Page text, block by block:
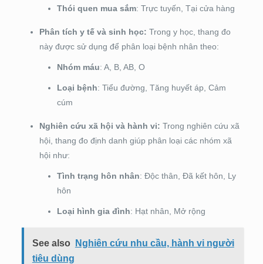
Thói quen mua sắm: Trực tuyến, Tại cửa hàng
Phân tích y tế và sinh học: Trong y học, thang đo
này được sử dụng để phân loại bệnh nhân theo:
Nhóm máu: A, B, AB, O
Loại bệnh: Tiểu đường, Tăng huyết áp, Cảm
cúm
Nghiên cứu xã hội và hành vi: Trong nghiên cứu xã
hội, thang đo định danh giúp phân loại các nhóm xã
hội như:
Tình trạng hôn nhân: Độc thân, Đã kết hôn, Ly
hôn
Loại hình gia đình: Hạt nhân, Mở rộng
See also
Nghiên cứu nhu cầu, hành vi người
tiêu dùng